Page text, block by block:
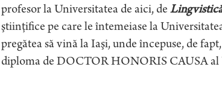
profesor la Universitatea de aici, de
ştiinţifice pe care le întemeiase la
pregătea să vină la Iaşi, unde începuse, de
diploma de DOCTOR HONORIS CAUSA al